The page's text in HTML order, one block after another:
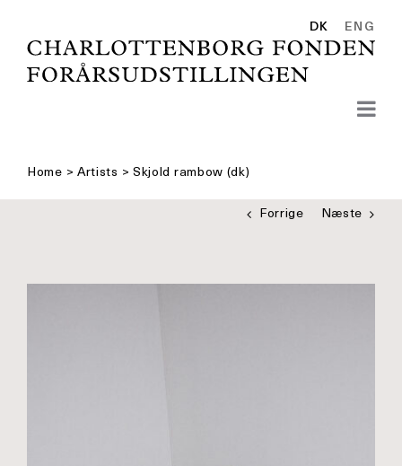
content
DK ENG
Home > Artists > Skjold rambow (dk)
Forrige Næste